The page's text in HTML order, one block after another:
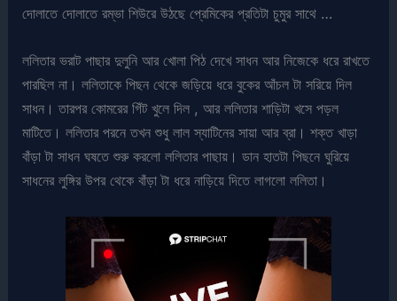
দোলাতে দোলাতে রম্ভা শিউরে উঠছে প্রেমিকের প্রতিটা চুমুর সাথে …
ললিতার ভরাট পাছার দুলুনি আর খোলা পিঠ দেখে সাধন আর নিজেকে ধরে রাখতে
পারছিল না। ললিতাকে পিছন থেকে জড়িয়ে ধরে বুকের আঁচল টা সরিয়ে দিল
সাধন। তারপর কোমরের গিঁট খুলে দিল , আর ললিতার শাড়িটা খসে পড়ল
মাটিতে। ললিতার পরনে তখন শুধু লাল স্যাটিনের সায়া আর ব্রা। শক্ত খাড়া
বাঁড়া টা সাধন ঘষতে শুরু করলো ললিতার পাছায়। ডান হাতটা পিছনে ঘুরিয়ে
সাধনের লুঙ্গির উপর থেকে বাঁড়া টা ধরে নাড়িয়ে দিতে লাগলো ললিতা।